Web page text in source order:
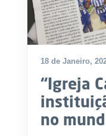
18 de Janeiro,
“Igreja
no